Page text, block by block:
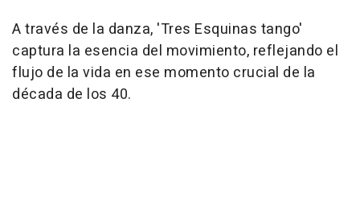
A través de la danza, 'Tres Esquinas tango'
captura la esencia del movimiento, reflejando el
flujo de la vida en ese momento crucial de la
década de los 40.